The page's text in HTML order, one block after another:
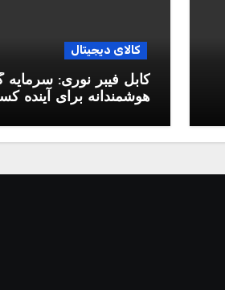
کالای دیجیتال
کابل فیبر نوری: سرمایه
هوشمندانه برای آینده